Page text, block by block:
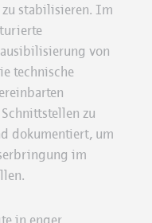
stabilisieren. Im
von
technische
zu
dokumentiert, um
im